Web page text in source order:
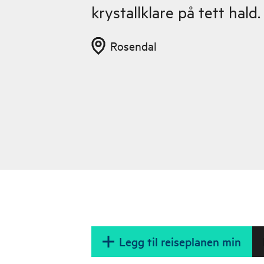
krystallklare på tett hald.
Rosendal
Legg til reiseplanen min